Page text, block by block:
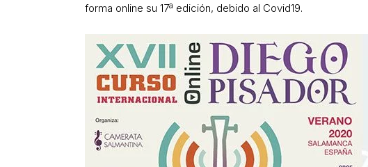
forma online su 17ª edición, debido al Covid19.